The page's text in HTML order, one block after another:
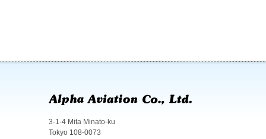
3-1-4 Mita Minato-ku
Tokyo 108-0073